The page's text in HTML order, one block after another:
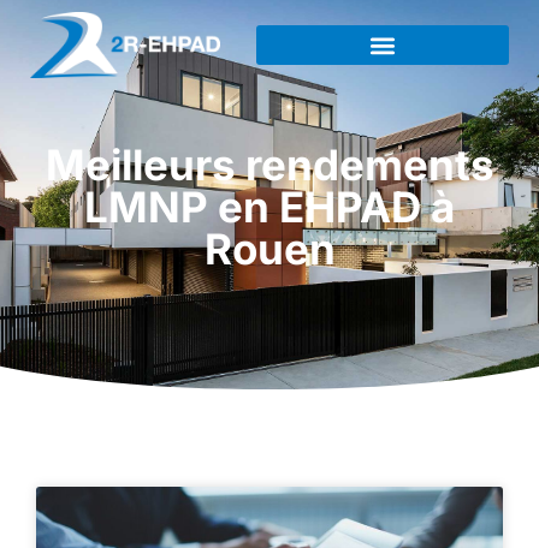
Meilleurs rendements
LMNP en EHPAD à
Rouen